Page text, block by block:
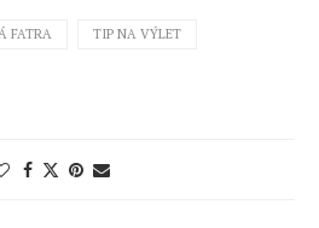
FATRA TIP NA VÝLET